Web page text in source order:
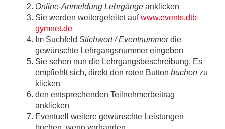
Online-Anmeldung Lehrgänge anklicken
Sie werden weitergeleitet aufwww.events.dtb-
gymnet.de
Im Suchfeld Stichwort / Eventnummerdie
gewünschte Lehrgangsnummer eingeben
Sie sehen nun die Lehrgangsbeschreibung. Es
empfiehlt sich, direkt den roten Button buchen zu
klicken
den entsprechenden Teilnehmerbeitrag
anklicken
Eventuell weitere gewünschte Leistungen